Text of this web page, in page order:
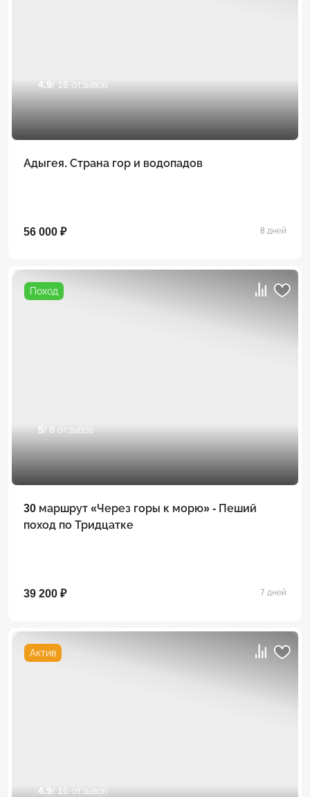
4.9/ 16 отзывов
Адыгея. Страна гор и водопадов
56 000 ₽ 8 дней
Поход
5/ 8 отзывов
30 маршрут «Через горы к морю» - Пеший
поход по Тридцатке
39 200 ₽ 7 дней
Актив
4.9 / 16 отзывов